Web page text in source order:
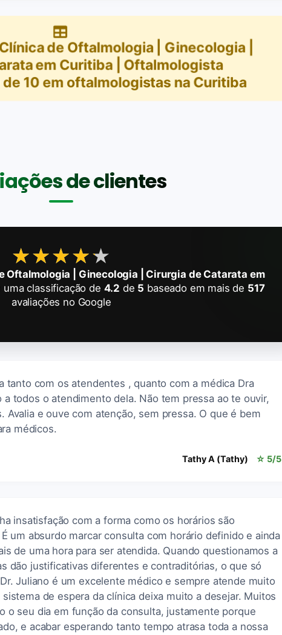
de Oftalmologia | Ginecologia |
em Curitiba | Oftalmologista
de 10 em oftalmologistas na Curitiba
de clientes
★★★★★
★★★★★
Oftalmologia | Ginecologia | Cirurgia de Catarata em
uma classificação de 4.2 de 5 baseado em mais de 517
avaliações no Google
tanto com os atendentes , quanto com a médica Dra
a todos o atendimento dela. Não tem pressa ao te ouvir,
Avalia e ouve com atenção, sem pressa. O que é bem
médicos.
Tathy A (Tathy) ☆ 5/5
insatisfação com a forma como os horários são
um absurdo marcar consulta com horário definido e ainda
de uma hora para ser atendida. Quando questionamos a
dão justificativas diferentes e contraditórias, o que só
Juliano é um excelente médico e sempre atende muito
de espera da clínica deixa muito a desejar. Muitos
o seu dia em função da consulta, justamente porque
e acabar esperando tanto tempo atrasa toda a nossa